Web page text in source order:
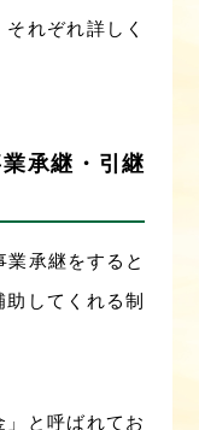
れぞれ詳しく
承継・引継
業承継をすると
してくれる制
」と呼ばれてお